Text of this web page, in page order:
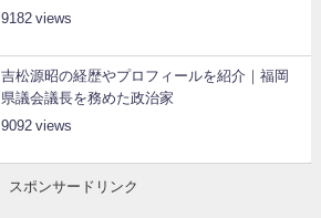
9182
吉松源昭の経歴やプロフィールを紹介｜福岡
県議会議長を務めた政治家
9092
スポンサードリンク